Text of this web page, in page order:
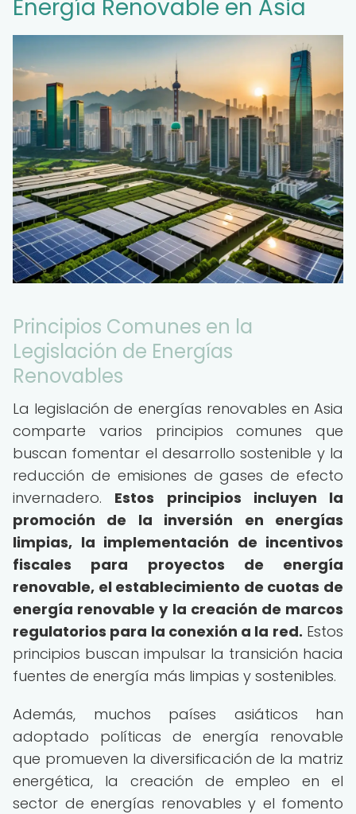
Energía Renovable en Asia
Principios Comunes en la
Legislación de Energías
Renovables
La legislación de energías renovables en Asia
comparte varios principios comunes que
buscan fomentar el desarrollo sostenible y la
reducción de emisiones de gases de efecto
invernadero. Estos principios incluyen la
promoción de la inversión en energías
limpias, la implementación de incentivos
fiscales para proyectos de energía
renovable, el establecimiento de cuotas de
energía renovable y la creación de marcos
regulatorios para la conexión a la red. Estos
principios buscan impulsar la transición hacia
fuentes de energía más limpias y sostenibles.
Además, muchos países asiáticos han
adoptado políticas de energía renovable
que promueven la diversificación de la matriz
energética, la creación de empleo en el
sector de energías renovables y el fomento